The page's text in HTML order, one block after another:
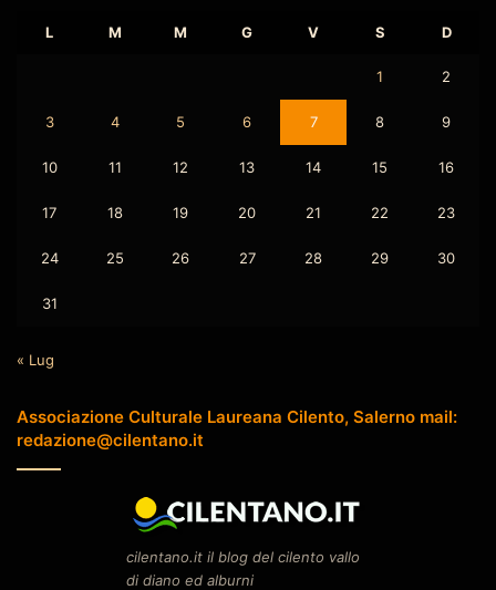
L M M G V S D
1 2
3 4 5 6 7 8 9
10 11 12 13 14 15 16
17 18 19 20 21 22 23
24 25 26 27 28 29 30
31
« Lug
Associazione Culturale Laureana Cilento, Salerno mail:
redazione@cilentano.it
cilentano.it il blog del cilento vallo
di diano ed alburni